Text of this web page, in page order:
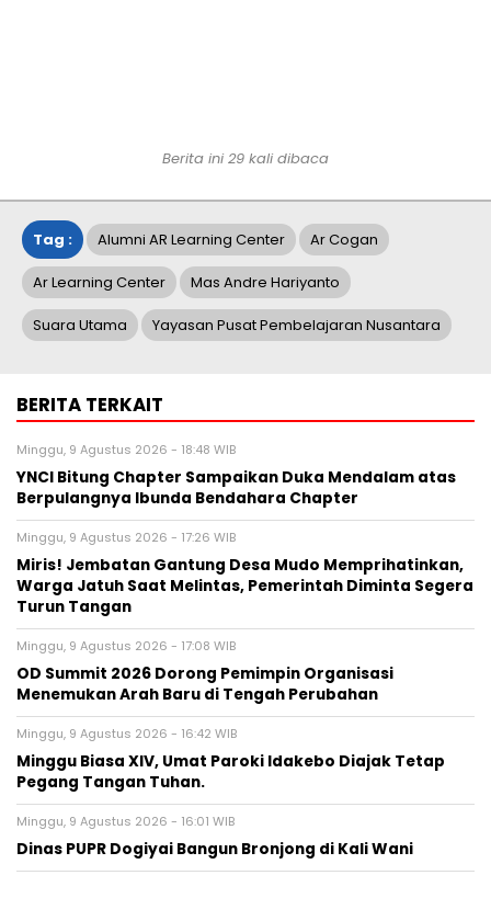
Berita ini 29 kali dibaca
Tag : Alumni AR Learning Center Ar Cogan
Ar Learning Center Mas Andre Hariyanto
Suara Utama Yayasan Pusat Pembelajaran Nusantara
BERITA TERKAIT
Minggu, 9 Agustus 2026 - 18:48 WIB
YNCI Bitung Chapter Sampaikan Duka Mendalam atas
Berpulangnya Ibunda Bendahara Chapter
Minggu, 9 Agustus 2026 - 17:26 WIB
Miris! Jembatan Gantung Desa Mudo Memprihatinkan,
Warga Jatuh Saat Melintas, Pemerintah Diminta Segera
Turun Tangan
Minggu, 9 Agustus 2026 - 17:08 WIB
OD Summit 2026 Dorong Pemimpin Organisasi
Menemukan Arah Baru di Tengah Perubahan
Minggu, 9 Agustus 2026 - 16:42 WIB
Minggu Biasa XIV, Umat Paroki Idakebo Diajak Tetap
Pegang Tangan Tuhan.
Minggu, 9 Agustus 2026 - 16:01 WIB
Dinas PUPR Dogiyai Bangun Bronjong di Kali Wani